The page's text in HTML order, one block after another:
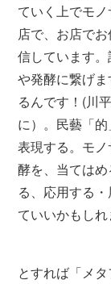
ていく上でモ
店で、お店で
信しています
や発酵に繋げ
るんです！(川
に）。民藝「的
表現する。モ
酵を、当ては
る、応用する
ていいかもしれ
とすれば「メ